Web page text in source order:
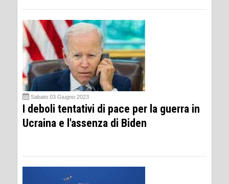
Sabato 03 Giugno 2023
I deboli tentativi di pace per la guerra in
Ucraina e l'assenza di Biden